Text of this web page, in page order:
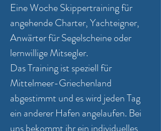
Eine Woche Skippertraining für
angehende Charter, Yachteigner,
Anwärter für Segelscheine oder
lernwillige Mitsegler.
Das Training ist speziell für
Mittelmeer-Griechenland
abgestimmt und es wird jeden Tag
ein anderer Hafen angelaufen. Bei